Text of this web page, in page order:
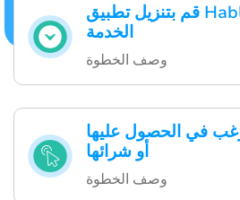
قم بتنزيل تطبيق Hablax لاستخدام
الخدمة
وصف الخطوة
في الحصول عليها
أو شرائها
وصف الخطوة